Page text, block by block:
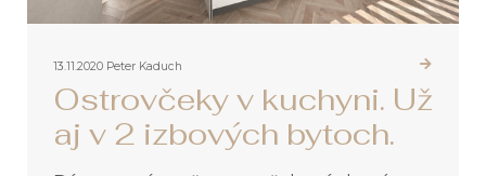
13.11.2020 Peter Kaduch
Ostrovčeky v kuchyni. Už
aj v 2 izbových bytoch.